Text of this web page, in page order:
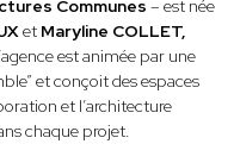
Communes – est née
et Maryline COLLET,
est animée par une
et conçoit des espaces
et l’architecture
chaque projet.